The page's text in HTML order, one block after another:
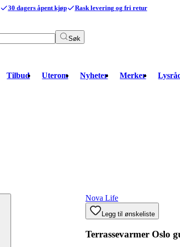
30 dagers åpent kjøp Rask levering og fri retur
Søk
Tilbud Uterom Nyheter Merker
Nova Life
Legg til ønskeliste
Terrassevarmer Oslo